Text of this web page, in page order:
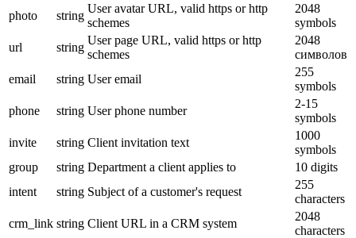
photo
string
User avatar URL, valid https or http
schemes
2048
symbols
url
string
User page URL, valid https or http
schemes
2048
символов
email
string User email
255
symbols
phone
string User phone number
2-15
symbols
invite
string Client invitation text
1000
symbols
group
string Department a client applies to
10 digits
intent
string Subject of a customer's request
255
characters
crm_link string Client URL in a CRM system
2048
characters